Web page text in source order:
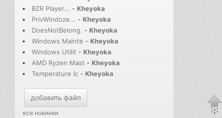
BZR Player... - Kheyoka
PrivWindoze... - Kheyoka
DoesNotBelong. - Kheyoka
Windows Mainte - Kheyoka
Windows Utilit - Kheyoka
AMD Ryzen Mast - Kheyoka
Temperature Ic - Kheyoka
добавить файл
все новинки